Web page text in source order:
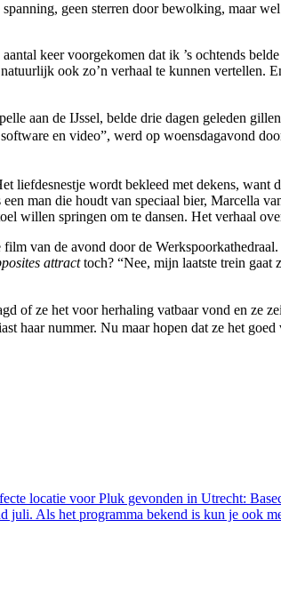
geen sterren door bewolking, maar
keer voorgekomen dat ik ’s ochtends
ook zo’n verhaal te kunnen vertellen.
aan de IJssel, belde drie dagen geleden
en video”, werd op woensdagavond
liefdesnestje wordt bekleed met dekens,
man die houdt van speciaal bier, Marcella
willen springen om te dansen. Het verhaal
van de avond door de
attracttoch? “Nee, mijn laatste trein gaat
of ze het voor herhaling vatbaar vond en ze
haar nummer. Nu maar hopen dat ze het
locatie voor Pluk gevonden in Utrecht:
Als het programma bekend is kun je ook